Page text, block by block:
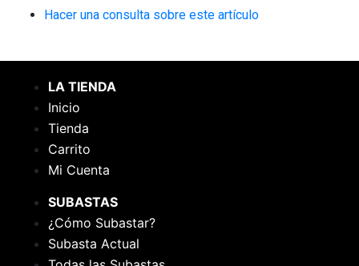
Hacer una consulta sobre este artículo
LA TIENDA
Inicio
Tienda
Carrito
Mi Cuenta
SUBASTAS
¿Cómo Subastar?
Subasta Actual